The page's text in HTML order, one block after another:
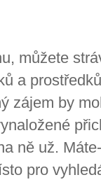
můžete
a
zájem by
ně už.
pro